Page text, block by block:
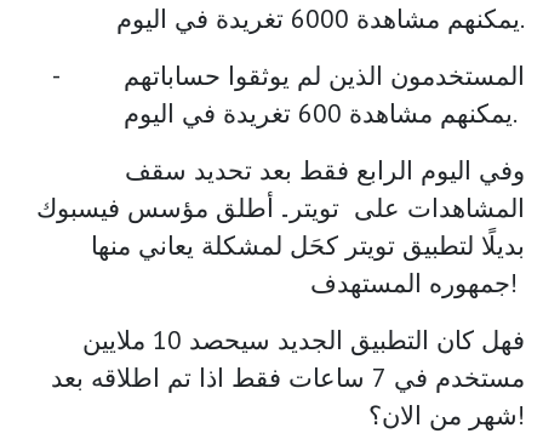
يمكنهم مشاهدة 6000 تغريدة في اليوم.
- المستخدمون الذين لم يوثقوا حساباتهم
يمكنهم مشاهدة 600 تغريدة في اليوم.
وفي اليوم الرابع فقط بعد تحديد سقف
المشاهدات على تويتر.. أطلق مؤسس فيسبوك
بديلًا لتطبيق تويتر كحَل لمشكلة يعاني منها
جمهوره المستهدف!
فهل كان التطبيق الجديد سيحصد 10 ملايين
مستخدم في 7 ساعات فقط اذا تم اطلاقه بعد
شهر من الان؟!